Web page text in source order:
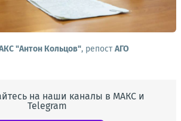
"Антон Кольцов", репостАГО
на наши каналы в МАКС и
Telegram